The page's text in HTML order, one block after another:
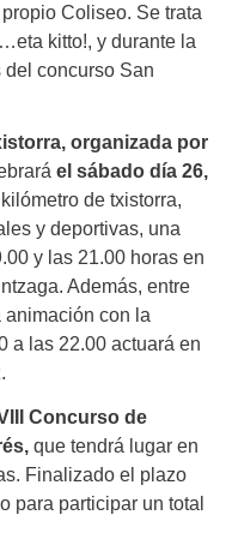
Coliseo. Se trata
kitto!, y durante la
concurso San
organizada por
el sábado día 26,
de txistorra,
y deportivas, una
y las 21.00 horas en
Además, entre
animación con la
a las 22.00 actuará en
Concurso de
que tendrá lugar en
Finalizado el plazo
para participar un total